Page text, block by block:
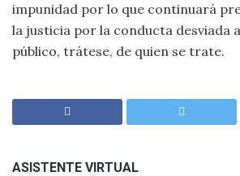
impunidad por lo que continuará
la justicia por la conducta desviada
público, trátese, de quien se trate.
ASISTENTE VIRTUAL